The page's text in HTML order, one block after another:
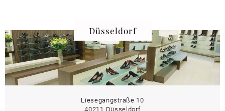
Düsseldorf
Liesegangstraße 10
40211 Düsseldorf